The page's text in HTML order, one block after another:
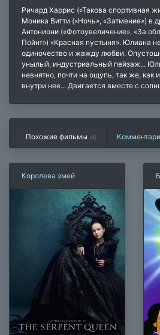
Ричард Харрис («Такова спортивная
Моника Витти («Ночь», «Затмение») в
Антониони («Фотоувеличение», «За
Пойнт») «Красная пустыня». Юлиана
одиночество и жажду любви.
унылый, индустриальный пейзаж...
невнятно, почти на ощупь, так же, как
внутри нее... Двигается вместе с
Похожие фильмы (4)
Королева змей